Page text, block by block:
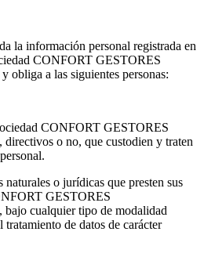
la información personal registrada en
CONFORT GESTORES
a las siguientes personas:
CONFORT GESTORES
o no, que custodien y traten
naturales o jurídicas que presten sus
GESTORES
cualquier tipo de modalidad
de datos de carácter